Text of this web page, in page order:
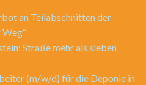
an Teilabschnitten der
Straße mehr als sieben
(m/w/d) für die Deponie in